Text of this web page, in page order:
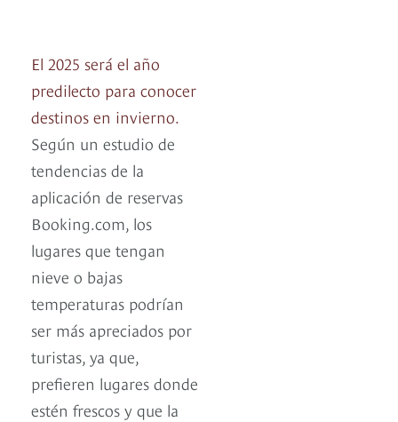
El 2025 será el año
predilecto para conocer
destinos en invierno.
Según un estudio de
tendencias de la
aplicación de reservas
Booking.com, los
lugares que tengan
nieve o bajas
temperaturas podrían
ser más apreciados por
turistas, ya que,
prefieren lugares donde
estén frescos y que la